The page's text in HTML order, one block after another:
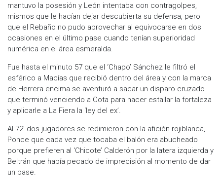
mantuvo la posesión y León intentaba con contragolpes,
mismos que le hacían dejar descubierta su defensa, pero
que el Rebaño no pudo aprovechar al equivocarse en dos
ocasiones en el último pase cuando tenían superioridad
numérica en el área esmeralda.
Fue hasta el minuto 57 que el ‘Chapo’ Sánchez le filtró el
esférico a Macías que recibió dentro del área y con la marca
de Herrera encima se aventuró a sacar un disparo cruzado
que terminó venciendo a Cota para hacer estallar la fortaleza
y aplicarle a La Fiera la ‘ley del ex’.
Al 72’ dos jugadores se redimieron con la afición rojiblanca,
Ponce que cada vez que tocaba el balón era abucheado
porque prefieren al ‘Chicote’ Calderón por la latera izquierda y
Beltrán que había pecado de imprecisión al momento de dar
un pase.